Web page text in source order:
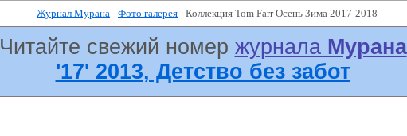
Журнал Мурана - Фото галерея - Коллекция Tom Farr Осень Зима 2017-2018
Читайте свежий номер журнала Мурана
'17' 2013, Детство без забот